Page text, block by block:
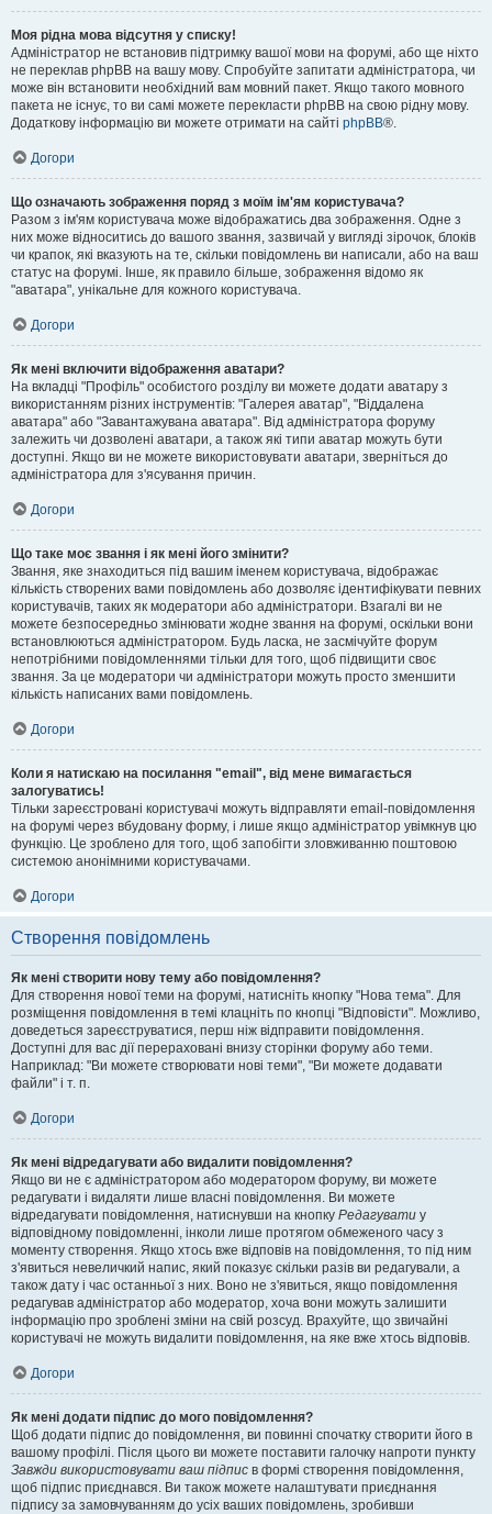
Моя рідна мова відсутня у списку!
Адміністратор не встановив підтримку вашої мови на форумі, або ще ніхто
не переклав phpBB на вашу мову. Спробуйте запитати адміністратора, чи
може він встановити необхідний вам мовний пакет. Якщо такого мовного
пакета не існує, то ви самі можете перекласти phpBB на свою рідну мову.
Додаткову інформацію ви можете отримати на сайті phpBB®.
Догори
Що означають зображення поряд з моїм ім'ям користувача?
Разом з ім'ям користувача може відображатись два зображення. Одне з
них може відноситись до вашого звання, зазвичай у вигляді зірочок, блоків
чи крапок, які вказують на те, скільки повідомлень ви написали, або на ваш
статус на форумі. Інше, як правило більше, зображення відомо як
"аватара", унікальне для кожного користувача.
Догори
Як мені включити відображення аватари?
На вкладці "Профіль" особистого розділу ви можете додати аватару з
використанням різних інструментів: "Галерея аватар", "Віддалена
аватара" або "Завантажувана аватара". Від адміністратора форуму
залежить чи дозволені аватари, а також які типи аватар можуть бути
доступні. Якщо ви не можете використовувати аватари, зверніться до
адміністратора для з'ясування причин.
Догори
Що таке моє звання і як мені його змінити?
Звання, яке знаходиться під вашим іменем користувача, відображає
кількість створених вами повідомлень або дозволяє ідентифікувати певних
користувачів, таких як модератори або адміністратори. Взагалі ви не
можете безпосередньо змінювати жодне звання на форумі, оскільки вони
встановлюються адміністратором. Будь ласка, не засмічуйте форум
непотрібними повідомленнями тільки для того, щоб підвищити своє
звання. За це модератори чи адміністратори можуть просто зменшити
кількість написаних вами повідомлень.
Догори
Коли я натискаю на посилання "email", від мене вимагається
залогуватись!
Тільки зареєстровані користувачі можуть відправляти email-повідомлення
на форумі через вбудовану форму, і лише якщо адміністратор увімкнув цю
функцію. Це зроблено для того, щоб запобігти зловживанню поштовою
системою анонімними користувачами.
Догори
Створення повідомлень
Як мені створити нову тему або повідомлення?
Для створення нової теми на форумі, натисніть кнопку "Нова тема". Для
розміщення повідомлення в темі клацніть по кнопці "Відповісти". Можливо,
доведеться зареєструватися, перш ніж відправити повідомлення.
Доступні для вас дії перераховані внизу сторінки форуму або теми.
Наприклад: "Ви можете створювати нові теми", "Ви можете додавати
файли" і т. п.
Догори
Як мені відредагувати або видалити повідомлення?
Якщо ви не є адміністратором або модератором форуму, ви можете
редагувати і видаляти лише власні повідомлення. Ви можете
відредагувати повідомлення, натиснувши на кнопку Редагувати у
відповідному повідомленні, інколи лише протягом обмеженого часу з
моменту створення. Якщо хтось вже відповів на повідомлення, то під ним
з'явиться невеличкий напис, який показує скільки разів ви редагували, а
також дату і час останньої з них. Воно не з'явиться, якщо повідомлення
редагував адміністратор або модератор, хоча вони можуть залишити
інформацію про зроблені зміни на свій розсуд. Врахуйте, що звичайні
користувачі не можуть видалити повідомлення, на яке вже хтось відповів.
Догори
Як мені додати підпис до мого повідомлення?
Щоб додати підпис до повідомлення, ви повинні спочатку створити його в
вашому профілі. Після цього ви можете поставити галочку напроти пункту
Завжди використовувати ваш підпис в формі створення повідомлення,
щоб підпис приєднався. Ви також можете налаштувати приєднання
підпису за замовчуванням до усіх ваших повідомлень, зробивши